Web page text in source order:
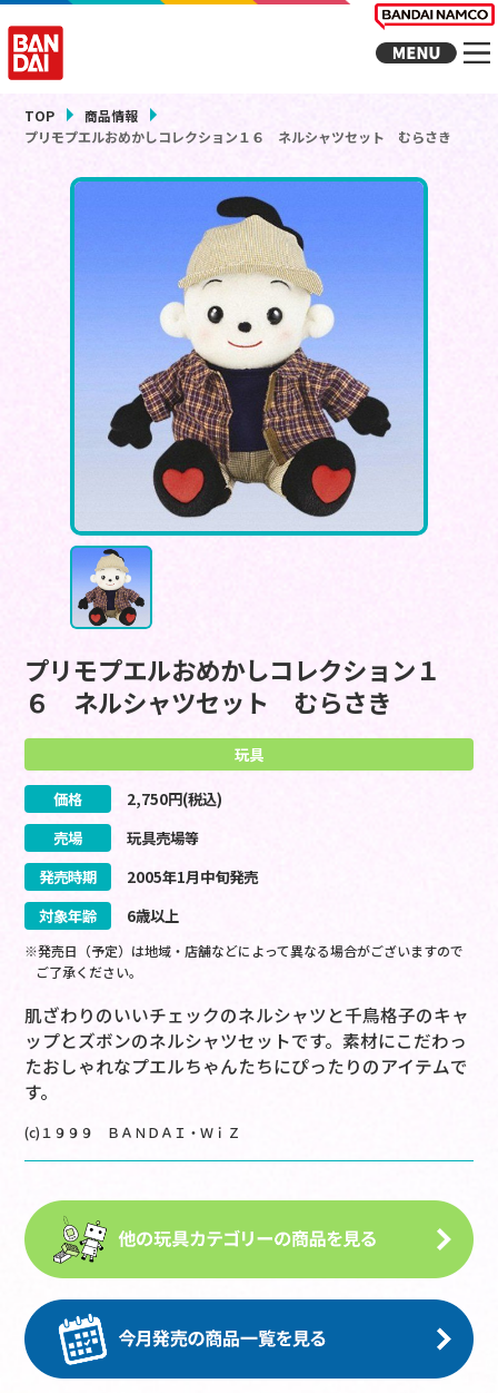
TOP
商品情報
プリモプエルおめかしコレクション１６ ネルシャツセット むらさき
プリモプエルおめかしコレクション１
６ ネルシャツセット むらさき
玩具
価格 2,750円(税込)
売場
玩具売場等
発売時期
2005年1月中旬発売
対象年齢
6歳以上
※発売日（予定）は地域・店舗などによって異なる場合がございますので
ご了承ください。
肌ざわりのいいチェックのネルシャツと千鳥格子のキャ
ップとズボンのネルシャツセットです。素材にこだわっ
たおしゃれなプエルちゃんたちにぴったりのアイテムで
す。
(c)１９９９ ＢＡＮＤＡＩ・ＷｉＺ